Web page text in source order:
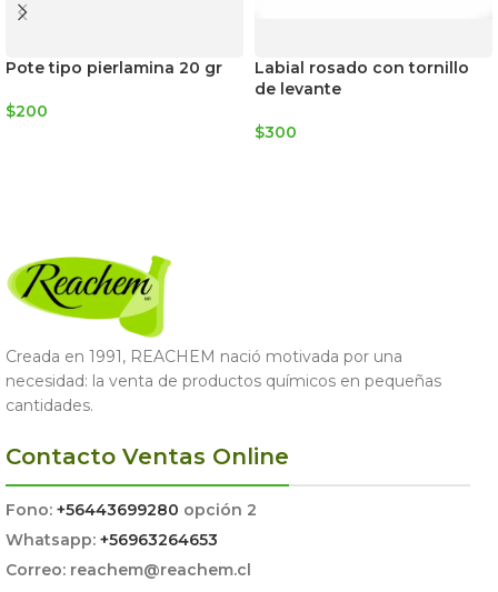
Pote tipo pierlamina 20 gr
$200
Labial rosado con tornillo
de levante
$300
Creada en 1991, REACHEM nació motivada por una
necesidad: la venta de productos químicos en pequeñas
cantidades.
Contacto Ventas Online
Fono: +56443699280 opción 2
Whatsapp: +56963264653
Correo: reachem@reachem.cl